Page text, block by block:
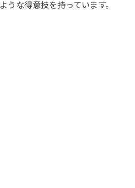
うな得意技を持っています。